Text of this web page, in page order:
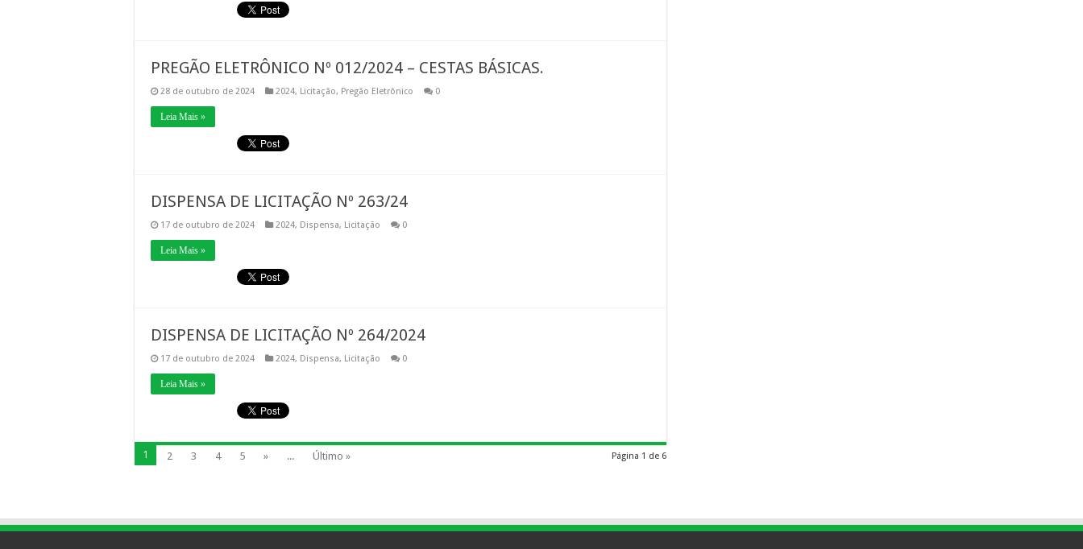
PREGÃO ELETRÔNICO Nº 012/2024 – CESTAS BÁSICAS.
28 de outubro de 2024 2024, Licitação, Pregão Eletrônico 0
Leia Mais »
DISPENSA DE LICITAÇÃO Nº 263/24
17 de outubro de 2024 2024, Dispensa, Licitação 0
Leia Mais »
DISPENSA DE LICITAÇÃO Nº 264/2024
17 de outubro de 2024 2024, Dispensa, Licitação 0
Leia Mais »
Página 1 de 6
1 2 3 4 5 » ... Último »